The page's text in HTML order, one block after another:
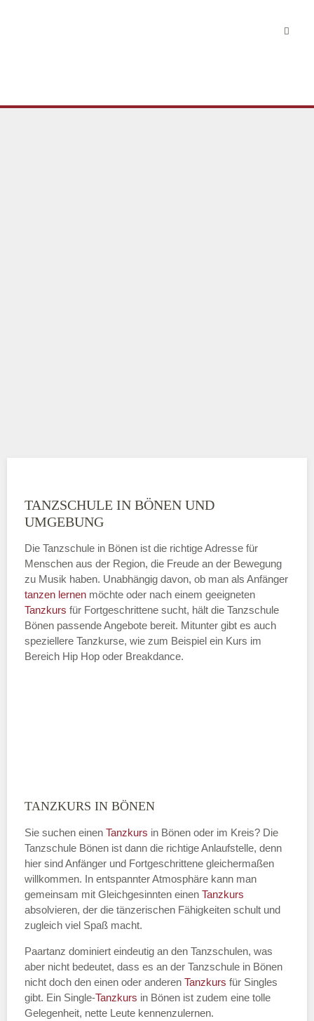
TANZSCHULE IN BÖNEN UND
UMGEBUNG
Die Tanzschule in Bönen ist die richtige Adresse für
Menschen aus der Region, die Freude an der Bewegung
zu Musik haben. Unabhängig davon, ob man als Anfänger
tanzen lernen möchte oder nach einem geeigneten
Tanzkurs für Fortgeschrittene sucht, hält die Tanzschule
Bönen passende Angebote bereit. Mitunter gibt es auch
speziellere Tanzkurse, wie zum Beispiel ein Kurs im
Bereich Hip Hop oder Breakdance.
TANZKURS IN BÖNEN
Sie suchen einen Tanzkurs in Bönen oder im Kreis? Die
Tanzschule Bönen ist dann die richtige Anlaufstelle, denn
hier sind Anfänger und Fortgeschrittene gleichermaßen
willkommen. In entspannter Atmosphäre kann man
gemeinsam mit Gleichgesinnten einen Tanzkurs
absolvieren, der die tänzerischen Fähigkeiten schult und
zugleich viel Spaß macht.
Paartanz dominiert eindeutig an den Tanzschulen, was
aber nicht bedeutet, dass es an der Tanzschule in Bönen
nicht doch den einen oder anderen Tanzkurs für Singles
gibt. Ein Single-Tanzkurs in Bönen ist zudem eine tolle
Gelegenheit, nette Leute kennenzulernen.